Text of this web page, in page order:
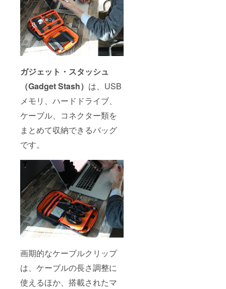
ガジェット・スタッシュ
（Gadget Stash） は、USB
メモリ、ハードドライブ、
ケーブル、コネクター類を
まとめて収納できるバッグ
です。
画期的なケーブルクリップ
は、ケーブルの長さ調整に
使えるほか、搭載されたマ